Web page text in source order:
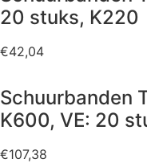
20 stuks, K220
€42,04
Schuurbanden
K600, VE: 20
€107,38